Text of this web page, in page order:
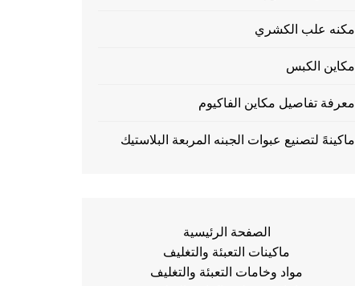
مكنه علب الكشري
مكاين الكبس
معرفة تفاصيل مكاين الفاكيوم
ماكينهً لتصنيع عبوات الجبنه المربعة البلاستيك
الصفحة الرئيسية
ماكينات التعبئة والتغليف
مواد وخامات التعبئة والتغليف